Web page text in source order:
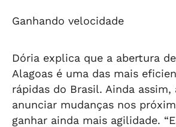
Ganhando velocidade
Dória explica que a abertura
Alagoas é uma das mais
rápidas do Brasil. Ainda assim,
anunciar mudanças nos
ganhar ainda mais agilidade.